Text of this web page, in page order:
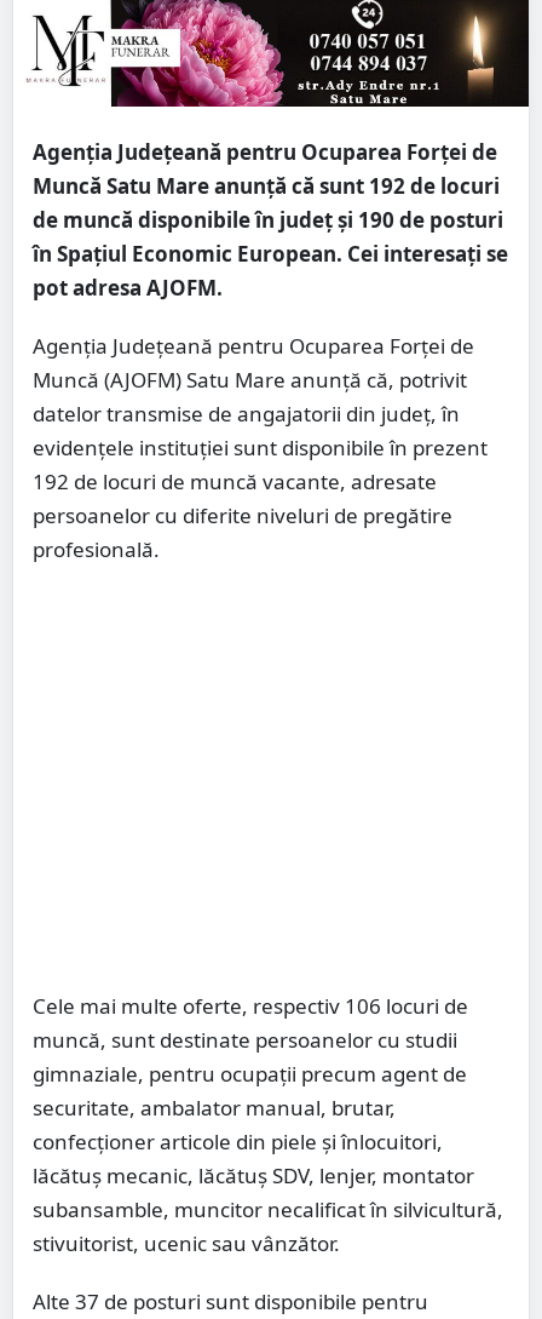
Agenția Județeană pentru Ocuparea Forței de
Muncă Satu Mare anunță că sunt 192 de locuri
de muncă disponibile în județ și 190 de posturi
în Spațiul Economic European. Cei interesați se
pot adresa AJOFM.
Agenția Județeană pentru Ocuparea Forței de
Muncă (AJOFM) Satu Mare anunță că, potrivit
datelor transmise de angajatorii din județ, în
evidențele instituției sunt disponibile în prezent
192 de locuri de muncă vacante, adresate
persoanelor cu diferite niveluri de pregătire
profesională.
Cele mai multe oferte, respectiv 106 locuri de
muncă, sunt destinate persoanelor cu studii
gimnaziale, pentru ocupații precum agent de
securitate, ambalator manual, brutar,
confecționer articole din piele și înlocuitori,
lăcătuș mecanic, lăcătuș SDV, lenjer, montator
subansamble, muncitor necalificat în silvicultură,
stivuitorist, ucenic sau vânzător.
Alte 37 de posturi sunt disponibile pentru